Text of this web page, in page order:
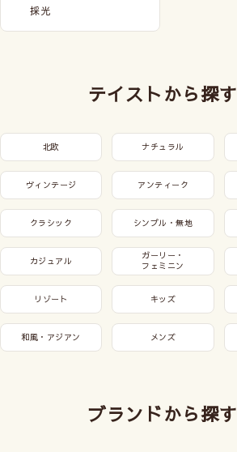
採光
テイストから探す
北欧 ナチュラル
ヴィンテージ アンティーク
クラシック シンプル・無地
カジュアル
ガーリー・
フェミニン
リゾート キッズ
和風・アジアン メンズ
ブランドから探す